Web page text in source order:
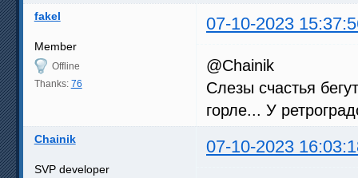
fakel 07-10-2023
Member
Offline
Thanks: 76
@Chainik
Слезы счастья
горле... У
Chainik 07-10-2023
SVP developer